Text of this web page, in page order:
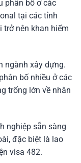
phân bố ở các
tại các tỉnh
trở nên khan hiếm
ngành xây dựng.
bố nhiều ở các
trống lớn về nhân
nghiệp sẵn sàng
đặc biệt là lao
visa 482.